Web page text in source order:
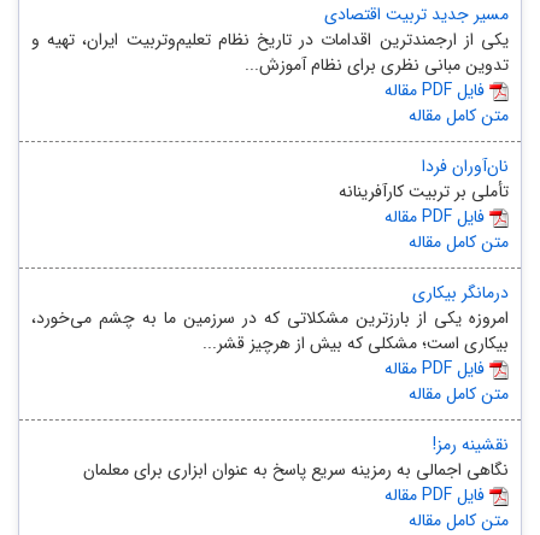
مسیر جدید تربیت اقتصادی
یکی از ارجمندترین اقدامات در تاریخ نظام تعلیم‌وتربیت ایران، تهیه و
تدوین مبانی نظری برای نظام آموزش‌...
مقاله PDF فایل
متن کامل مقاله
نان‌آوران فردا
تأملی بر تربیت کارآفرینانه
مقاله PDF فایل
متن کامل مقاله
درمانگر بیکاری
امروزه یکی از بارزترین مشکلاتی که در سرزمین ما به چشم می‌خورد،
بیکاری است؛ مشکلی که بیش از هرچیز قشر...
مقاله PDF فایل
متن کامل مقاله
نقشینه رمز!
نگاهی اجمالی به رمزینه سریع پاسخ به عنوان ابزاری برای معلمان
مقاله PDF فایل
متن کامل مقاله